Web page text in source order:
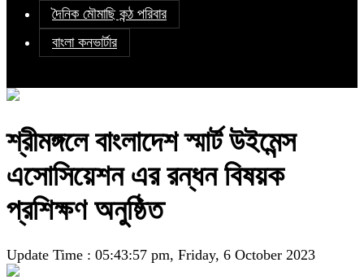
দৈনিক মৌমাছি কন্ঠ পরিবার
বাংলা কনভার্টার
শ্রীমঙ্গলে বাংলাদেশ স্মার্ট উইমেন্স
এসোসিয়েশন এর রন্ধন বিষয়ক
প্রশিক্ষণ অনুষ্ঠিত
Update Time : 05:43:57 pm, Friday, 6 October 2023